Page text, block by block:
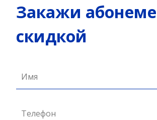
Закажи
скидкой
Имя
Телефон